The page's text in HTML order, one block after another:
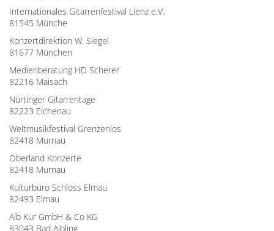
Internationales Gitarrenfestival Lienz e.V.
81545 Münche
Konzertdirektion W. Siegel
81677 München
Medienberatung HD Scherer
82216 Maisach
Nürtinger Gitarrentage
82223 Eichenau
Weltmusikfestival Grenzenlos
82418 Murnau
Oberland Konzerte
82418 Murnau
Kulturbüro Schloss Elmau
82493 Elmau
Aib Kur GmbH & Co KG
83043 Bad Aibling